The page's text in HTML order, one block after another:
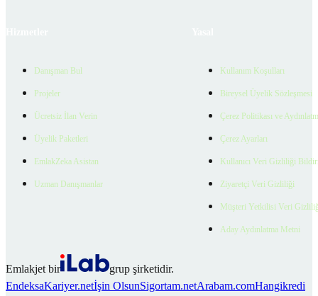
Danışman Bul
Projeler
Ücretsiz İlan Verin
Üyelik Paketleri
EmlakZeka Asistan
Uzman Danışmanlar
Kullanım Koşulları
Bireysel Üyelik Sözleşmesi
Çerez Politikası ve
Çerez Ayarları
Kullanıcı Veri Gizliliği
Ziyaretçi Veri Gizliliği
Müşteri Yetkilisi Veri
Aday Aydınlatma Metni
Emlakjet bir
grup şirketidir.
EndeksaKariyer.netİşin OlsunSigortam.netArabam.comHangikredi